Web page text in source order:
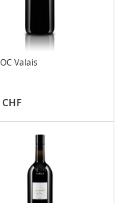
Valais